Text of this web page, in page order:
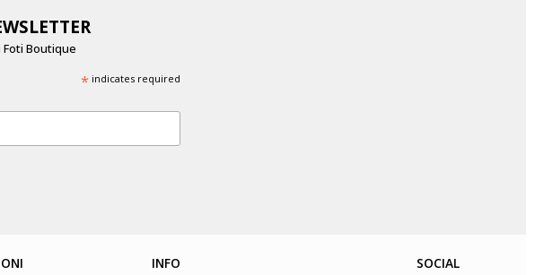
Boutique
*indicates required
INFO SOCIAL